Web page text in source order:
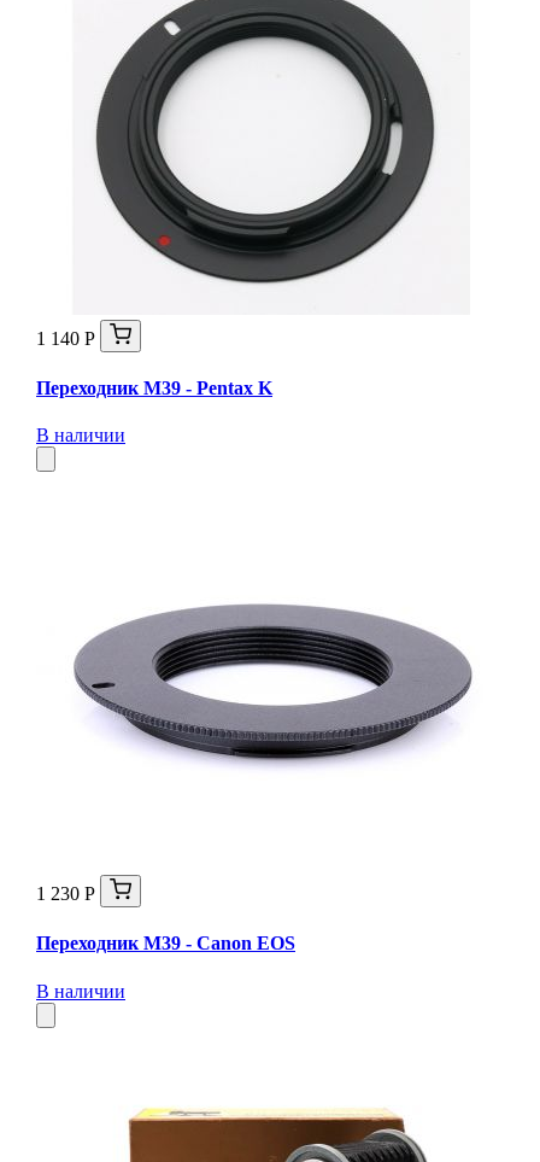
1 140 Р
Переходник M39 - Pentax K
В наличии
1 230 Р
Переходник M39 - Canon EOS
В наличии